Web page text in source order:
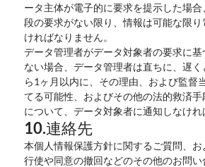
ータ主体が電子的に要求を提示した場
段の要求がない限り、情報は可能な限
ければなりません。
データ管理者がデータ対象者の要求に
ない場合、データ管理者は直ちに、遅
ら1ヶ月以内に、その理由、および監督
てる可能性、およびその他の法的救済
について、データ対象者に通知しなけれ
10.連絡先
本個人情報保護方針に関するご質問、
行使や同意の撤回などのその他のお問